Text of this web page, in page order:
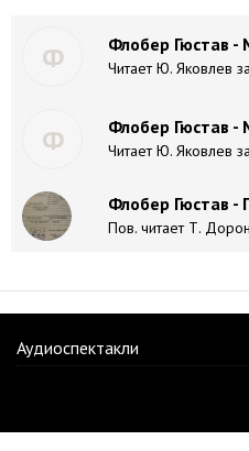
Ф Флобер Гюстав
Читает Ю. Яковлев
Ф Флобер Гюстав
Читает Ю. Яковлев
Флобер Гюстав -
Пов. читает Т.
Аудиоспектакли